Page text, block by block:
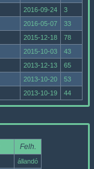
2016-09-24
3
2016-05-07
33
2015-12-18
78
2015-10-03
43
2013-12-13
65
2013-10-20
53
2013-10-19 44
Felh.
állandó